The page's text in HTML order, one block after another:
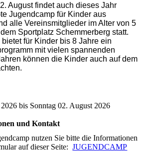
August findet auch dieses Jahr
Jugendcamp für Kinder aus
alle Vereinsmitglieder im Alter von 5
Sportplatz Schemmerberg statt.
für Kinder bis 8 Jahre ein
mit vielen spannenden
können die Kinder auch auf dem
bis Sonntag 02. August 2026
und Kontakt
nutzen Sie bitte die Informationen
auf dieser Seite:JUGENDCAMP